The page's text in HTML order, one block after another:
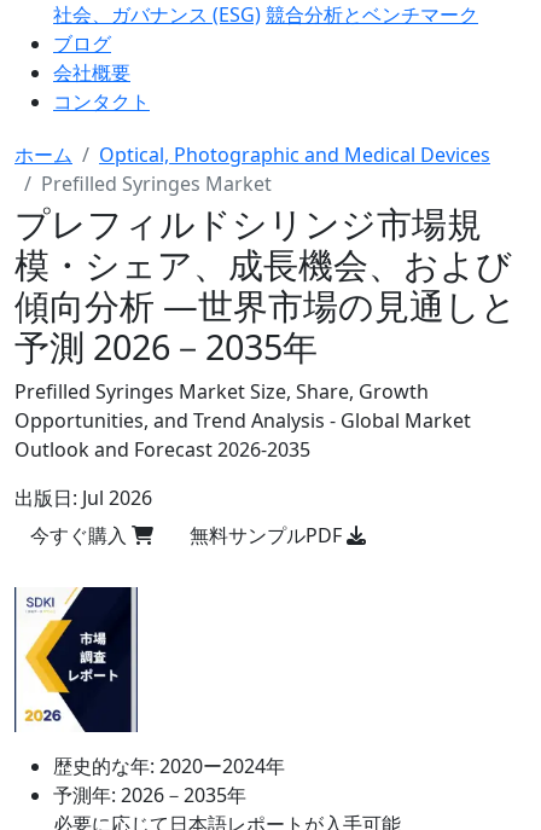
社会、ガバナンス (ESG)競合分析とベンチマーク
ブログ
会社概要
コンタクト
ホーム
Optical, Photographic and Medical Devices
Prefilled Syringes Market
プレフィルドシリンジ市場規
模・シェア、成長機会、および
傾向分析 ―世界市場の見通しと
予測 2026－2035年
Prefilled Syringes Market Size, Share, Growth
Opportunities, and Trend Analysis - Global Market
Outlook and Forecast 2026-2035
出版日: Jul 2026
今すぐ購入
無料サンプルPDF
歴史的な年: 2020ー2024年
予測年: 2026－2035年
必要に応じて日本語レポートが入手可能